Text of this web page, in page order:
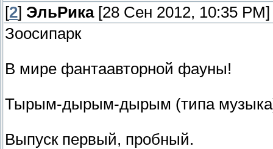
[2] ЭльРика[28 Сен 2012, 10:35 PM]
Зоосипарк
В мире фантаавторной фауны!
Тырым-дырым-дырым (типа
Выпуск первый, пробный.